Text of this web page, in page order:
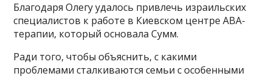
Благодаря Олегу удалось привлечь израильских
специалистов к работе в Киевском центре АВА-
терапии, который основала Сумм.
Ради того, чтобы объяснить, с какими
проблемами сталкиваются семьи с особенными